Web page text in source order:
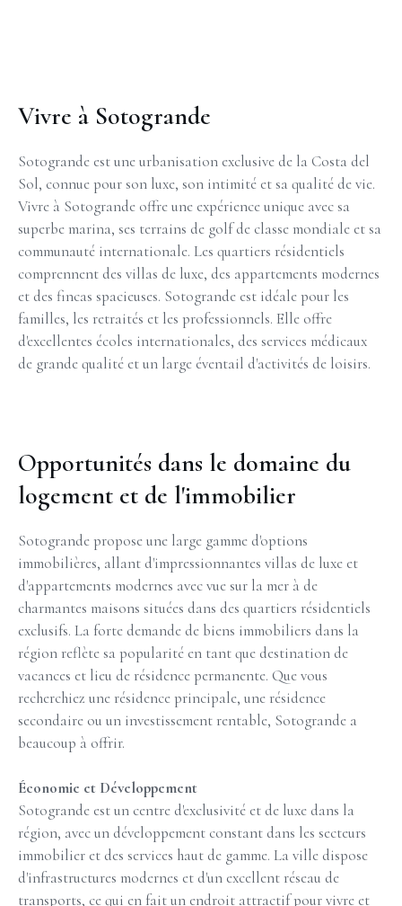
Vivre à Sotogrande
Sotogrande est une urbanisation exclusive de la Costa del
Sol, connue pour son luxe, son intimité et sa qualité de vie.
Vivre à Sotogrande offre une expérience unique avec sa
superbe marina, ses terrains de golf de classe mondiale et sa
communauté internationale. Les quartiers résidentiels
comprennent des villas de luxe, des appartements modernes
et des fincas spacieuses. Sotogrande est idéale pour les
familles, les retraités et les professionnels. Elle offre
d'excellentes écoles internationales, des services médicaux
de grande qualité et un large éventail d'activités de loisirs.
Opportunités dans le domaine du
logement et de l'immobilier
Sotogrande propose une large gamme d'options
immobilières, allant d'impressionnantes villas de luxe et
d'appartements modernes avec vue sur la mer à de
charmantes maisons situées dans des quartiers résidentiels
exclusifs. La forte demande de biens immobiliers dans la
région reflète sa popularité en tant que destination de
vacances et lieu de résidence permanente. Que vous
recherchiez une résidence principale, une résidence
secondaire ou un investissement rentable, Sotogrande a
beaucoup à offrir.
Économie et Développement
Sotogrande est un centre d'exclusivité et de luxe dans la
région, avec un développement constant dans les secteurs
immobilier et des services haut de gamme. La ville dispose
d'infrastructures modernes et d'un excellent réseau de
transports, ce qui en fait un endroit attractif pour vivre et